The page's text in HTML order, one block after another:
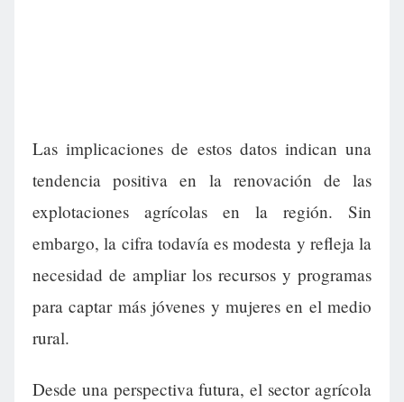
Las implicaciones de estos datos indican una
tendencia positiva en la renovación de las
explotaciones agrícolas en la región. Sin
embargo, la cifra todavía es modesta y refleja la
necesidad de ampliar los recursos y programas
para captar más jóvenes y mujeres en el medio
rural.
Desde una perspectiva futura, el sector agrícola